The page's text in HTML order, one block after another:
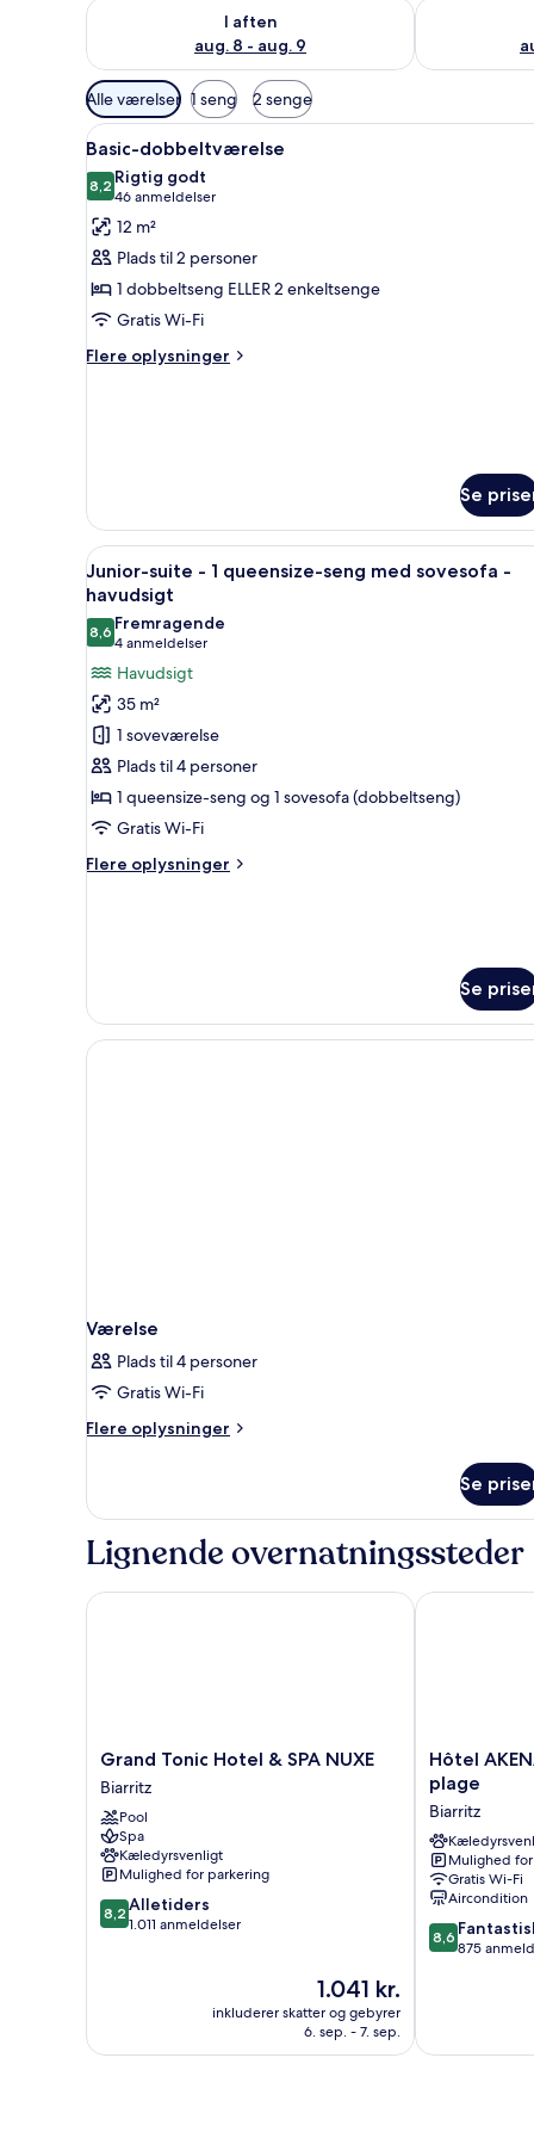
I aften
aug. 8 - aug. 9
Tjek tilgængelighed for i aften aug. 8 - aug. 9
Tjek
Tilgængelige
filtre
for
værelser
Alle værelser 1 seng 2 senge
Indlæs
alle
billeder
af
Basic-
dobbeltværelse
Et moderne soveværelse
4
Basic-dobbeltværelse
8,28,2 ud af 10
Rigtig godt
46 anmeldelser
(46
anmeldelser)
12 m²
Plads til 2 personer
1 dobbeltseng ELLER 2 enkeltsenge
Gratis Wi-Fi
Flere oplysninger
Flere
Se
Indlæs
alle
billeder
af
Junior-
suite
-
queensize-
seng
med
sovesofa
Et hotelværelse med en
7
Junior-suite - 1 queensize-seng med sovesofa -
havudsigt
8,68,6 ud af 10
Fremragende
4 anmeldelser
(4
anmeldelser)
Havudsigt
35 m²
1 soveværelse
Plads til 4 personer
1 queensize-seng og 1 sovesofa (dobbeltseng)
Gratis Wi-Fi
Flere oplysninger
Flere
queensize-
seng
med
Se
Værelse
Plads til 4 personer
Gratis Wi-Fi
Flere oplysninger
Flere
Se
Lignende overnatningssteder
Grand
Tonic
Hotel
&
SPA
NUXE
Biarritz
Grand Tonic Hotel & SPA NUXE
Biarritz
Pool
Spa
Kæledyrsvenligt
Mulighed for parkering
8.2
ud
8,2 Alletiders
1.011 anmeldelser
Prisen
er
1.041 kr.
1.041 kr.
inkluderer skatter og gebyrer
6. sep. - 7. sep.
Grand Tonic Hotel & SPA NUXE
Hôtel
AKENA
Biarritz
-
Grande
plage
Biarritz
Hôtel
plage
Biarritz
Mulighed
Gratis Wi-Fi
Aircondition
8.6
ud
anmeldelser
8,6
875
Hôtel